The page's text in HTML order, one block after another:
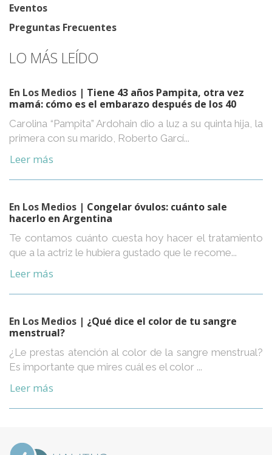
Eventos
Preguntas Frecuentes
LO MÁS LEÍDO
En Los Medios | Tiene 43 años Pampita, otra vez
mamá: cómo es el embarazo después de los 40
Carolina “Pampita” Ardohain dio a luz a su quinta hija, la
primera con su marido, Roberto Garcí...
Leer más
En Los Medios | Congelar óvulos: cuánto sale
hacerlo en Argentina
Te contamos cuánto cuesta hoy hacer el tratamiento
que a la actriz le hubiera gustado que le recome...
Leer más
En Los Medios | ¿Qué dice el color de tu sangre
menstrual?
¿Le prestas atención al color de la sangre menstrual?
Es importante que mires cuál es el color ...
Leer más